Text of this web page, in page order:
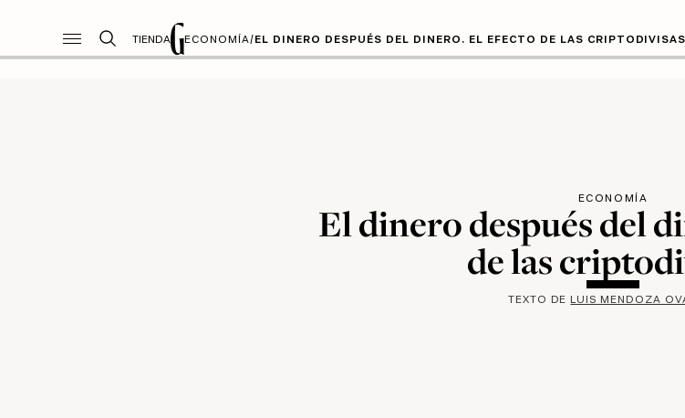
TIENDA ECONOMÍA/EL DINERO DESPUÉS DEL DINERO. EL EFECTO DE LAS CRIPTODIVISAS
ECONOMÍA
El dinero después del
de las
TEXTO DE LUIS MENDOZA